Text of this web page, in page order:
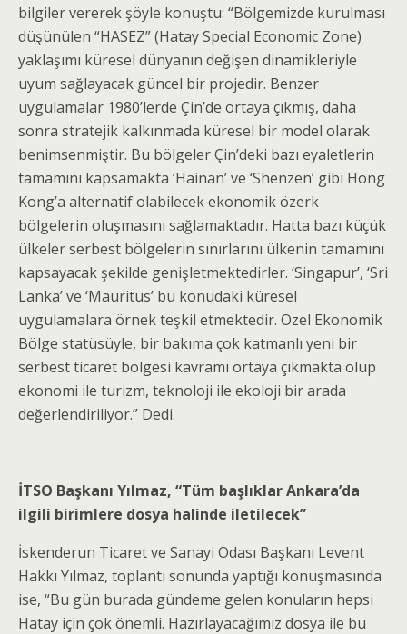
bilgiler vererek şöyle konuştu: “Bölgemizde kurulması
düşünülen “HASEZ” (Hatay Special Economic Zone)
yaklaşımı küresel dünyanın değişen dinamikleriyle
uyum sağlayacak güncel bir projedir. Benzer
uygulamalar 1980’lerde Çin’de ortaya çıkmış, daha
sonra stratejik kalkınmada küresel bir model olarak
benimsenmiştir. Bu bölgeler Çin’deki bazı eyaletlerin
tamamını kapsamakta ‘Hainan’ ve ‘Shenzen’ gibi Hong
Kong’a alternatif olabilecek ekonomik özerk
bölgelerin oluşmasını sağlamaktadır. Hatta bazı küçük
ülkeler serbest bölgelerin sınırlarını ülkenin tamamını
kapsayacak şekilde genişletmektedirler. ‘Singapur’, ‘Sri
Lanka’ ve ‘Mauritus’ bu konudaki küresel
uygulamalara örnek teşkil etmektedir. Özel Ekonomik
Bölge statüsüyle, bir bakıma çok katmanlı yeni bir
serbest ticaret bölgesi kavramı ortaya çıkmakta olup
ekonomi ile turizm, teknoloji ile ekoloji bir arada
değerlendiriliyor.” Dedi.
İTSO Başkanı Yılmaz, “Tüm başlıklar Ankara’da
ilgili birimlere dosya halinde iletilecek”
İskenderun Ticaret ve Sanayi Odası Başkanı Levent
Hakkı Yılmaz, toplantı sonunda yaptığı konuşmasında
ise, “Bu gün burada gündeme gelen konuların hepsi
Hatay için çok önemli. Hazırlayacağımız dosya ile bu